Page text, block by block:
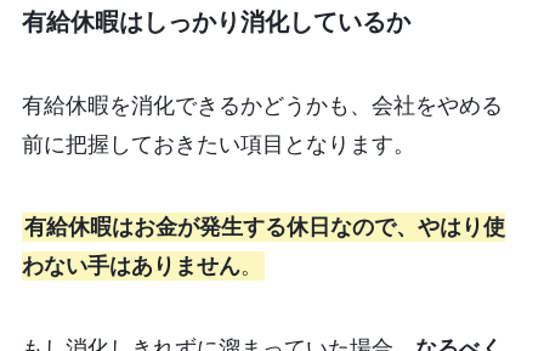
有給休暇はしっかり消化しているか
有給休暇を消化できるかどうかも、会社をやめる
前に把握しておきたい項目となります。
有給休暇はお金が発生する休日なので、やはり使
わない手はありません。